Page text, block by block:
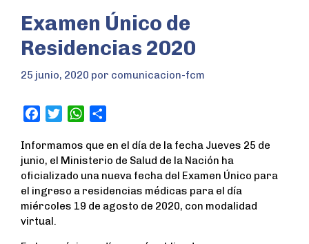
Examen Único de
Residencias 2020
25 junio, 2020 por comunicacion-fcm
c
e
b
o
o
k
i
t
t
e
r
W
a
t
s
A
p
a
r
e
Informamos que en el día de la fecha Jueves 25 de
junio, el Ministerio de Salud de la Nación ha
oficializado una nueva fecha del Examen Único para
el ingreso a residencias médicas para el día
miércoles 19 de agosto de 2020, con modalidad
virtual.